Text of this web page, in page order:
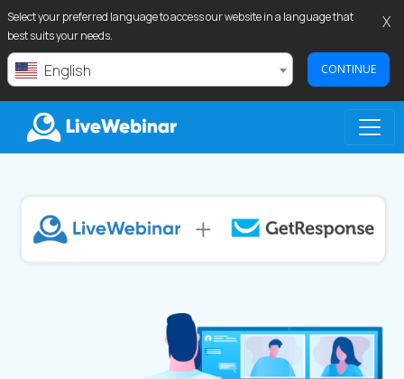
Select your preferred language to access our website in a language that
best suits your needs.
English CONTINUE
X
LIVEWEBINAR.COM